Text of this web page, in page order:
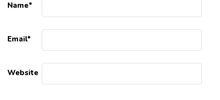
Name*
Email*
Website